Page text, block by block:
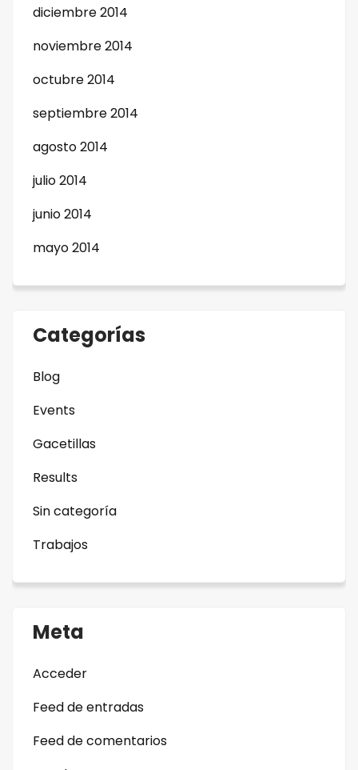
diciembre 2014
noviembre 2014
octubre 2014
septiembre 2014
agosto 2014
julio 2014
junio 2014
mayo 2014
Categorías
Blog
Events
Gacetillas
Results
Sin categoría
Trabajos
Meta
Acceder
Feed de entradas
Feed de comentarios